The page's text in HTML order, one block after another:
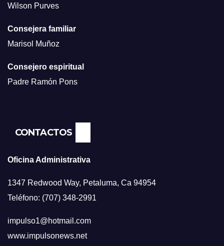
Wilson Purves
Consejera familiar
Marisol Muñoz
Consejero espiritual
Padre Ramón Pons
CONTACTOS
Oficina Administrativa
1347 Redwood Way, Petaluma, Ca 94954
Teléfono: (707) 348-2991
impulso1@hotmail.com
www.impulsonews.net